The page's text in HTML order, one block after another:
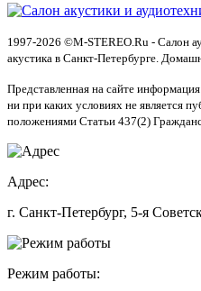
1997-2026 ©M-STEREO.Ru - Салон
акустика в Санкт-Петербурге.
Представленная на сайте
ни при каких условиях не является
положениями Статьи 437(2)
Адрес:
г. Санкт-Петербург, 5-я
Режим работы: